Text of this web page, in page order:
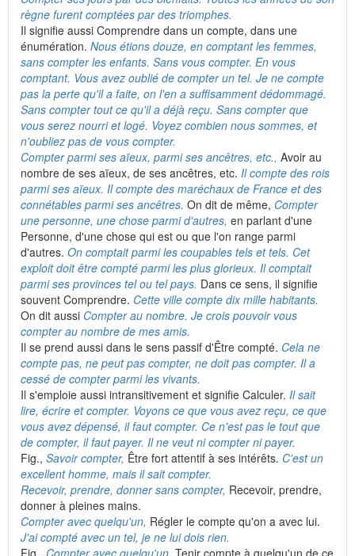
règne furent comptées par des triomphes.
Il signifie aussi Comprendre dans un compte, dans une
énumération. Nous étions douze, en comptant les femmes,
sans compter les enfants. Sans vous compter. En vous
comptant. Vous avez oublié de compter un tel. Je ne compte
pas la perte qu'il a faite, on l'en a suffisamment dédommagé.
Sans compter tout ce qu'il a déjà reçu. Sans compter que
vous serez nourri et logé. Voyez combien nous sommes, et
n'oubliez pas de vous compter.
Compter parmi ses aïeux, parmi ses ancêtres, etc., Avoir au
nombre de ses aïeux, de ses ancêtres, etc. Il compte des rois
parmi ses aïeux. Il compte des maréchaux de France et des
connétables parmi ses ancêtres. On dit de même, Compter
une personne, une chose parmi d'autres, en parlant d'une
Personne, d'une chose qui est ou que l'on range parmi
d'autres. On comptait parmi les coupables tels et tels. Cet
exploit doit être compté parmi les plus glorieux. Il comptait
parmi ses provinces tel ou tel pays. Dans ce sens, il signifie
souvent Comprendre. Cette ville compte dix mille habitants.
On dit aussi Compter au nombre. Je crois pouvoir vous
compter au nombre de mes amis.
Il se prend aussi dans le sens passif d'Être compté. Cela ne
compte pas, ne peut pas compter, ne doit pas compter. Il a
cessé de compter parmi les vivants.
Il s'emploie aussi intransitivement et signifie Calculer. Il sait
lire, écrire et compter. Voyons ce que vous avez reçu, ce que
vous avez dépensé, il faut compter. Ce n'est pas le tout que
de compter, il faut payer. Il ne veut ni compter ni payer.
Fig., Savoir compter, Être fort attentif à ses intérêts. C'est un
excellent homme, mais il sait compter.
Recevoir, prendre, donner sans compter, Recevoir, prendre,
donner à pleines mains.
Compter avec quelqu'un, Régler le compte qu'on a avec lui.
J'ai compté avec un tel, je ne lui dois rien.
Fig., Compter avec quelqu'un, Tenir compte à quelqu'un de ce